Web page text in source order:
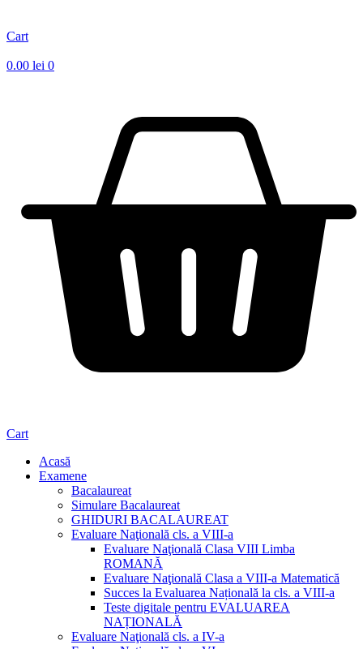
Cart
0.00 lei 0
Cart
Acasă
Examene
Bacalaureat
Simulare Bacalaureat
GHIDURI BACALAUREAT
Evaluare Naţională cls. a VIII-a
Evaluare Naţională Clasa VIII Limba
ROMANĂ
Evaluare Naţională Clasa a VIII-a Matematică
Succes la Evaluarea Națională la cls. a VIII-a
Teste digitale pentru EVALUAREA
NAȚIONALĂ
Evaluare Naţională cls. a IV-a